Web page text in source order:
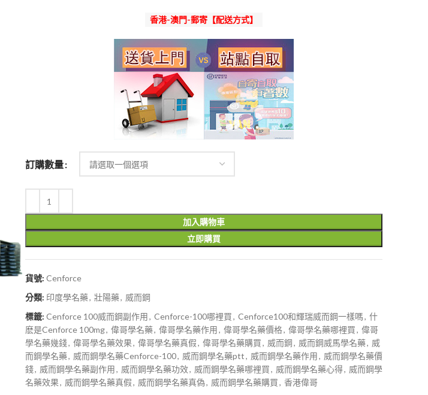
香港-澳門-郵寄【配送方式】
訂購數量
加入購物車
立即購買
貨號: Cenforce
分類: 印度學名藥, 壯陽藥, 威而鋼
標籤: Cenforce 100威而鋼副作用 , Cenforce-100哪裡買, Cenforce100和輝瑞威而鋼一樣嗎, 什
麽是Cenforce 100mg, 偉哥學名藥, 偉哥學名藥作用 , 偉哥學名藥價格, 偉哥學名藥哪裡買, 偉哥
學名藥幾錢, 偉哥學名藥效果, 偉哥學名藥真假, 偉哥學名藥購買, 威而鋼 , 威而鋼威馬學名藥, 威
而鋼學名藥, 威而鋼學名藥Cenforce-100, 威而鋼學名藥ptt, 威而鋼學名藥作用 , 威而鋼學名藥價
錢, 威而鋼學名藥副作用 , 威而鋼學名藥功效, 威而鋼學名藥哪裡買, 威而鋼學名藥心得, 威而鋼學
名藥效果, 威而鋼學名藥真假, 威而鋼學名藥真偽, 威而鋼學名藥購買, 香港偉哥